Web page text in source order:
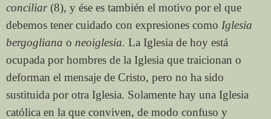
conciliar(8), y ése es también el motivo por el que
debemos tener cuidado con expresiones como Iglesia
bergogliana o neoiglesia. La Iglesia de hoy está
ocupada por hombres de la Iglesia que traicionan o
deforman el mensaje de Cristo, pero no ha sido
sustituida por otra Iglesia. Solamente hay una Iglesia
católica en la que conviven, de modo confuso y